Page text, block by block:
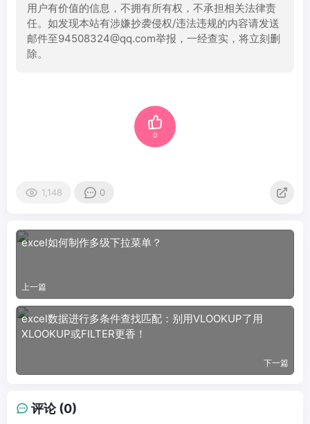
用户有价值的信息，不拥有所有权，不承担相关法律责
任。如发现本站有涉嫌抄袭侵权/违法违规的内容请发送
邮件至94508324@qq.com举报，一经查实，将立刻删
除。
0
1,148 0
excel如何制作多级下拉菜单？
上一篇
excel数据进行多条件查找匹配：别用VLOOKUP了用
XLOOKUP或FILTER更香！
下一篇
评论 (0)